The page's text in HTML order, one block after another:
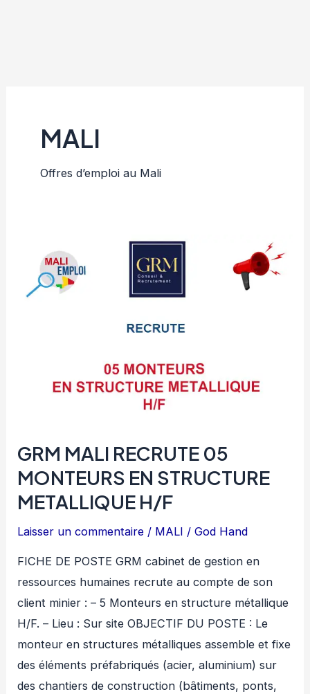
MALI
Offres d’emploi au Mali
GRM MALI RECRUTE 05
MONTEURS EN STRUCTURE
METALLIQUE H/F
Laisser un commentaire / MALI /God Hand
FICHE DE POSTE GRM cabinet de gestion en
ressources humaines recrute au compte de son
client minier : – 5 Monteurs en structure métallique
H/F. – Lieu : Sur site OBJECTIF DU POSTE : Le
monteur en structures métalliques assemble et fixe
des éléments préfabriqués (acier, aluminium) sur
des chantiers de construction (bâtiments, ponts,